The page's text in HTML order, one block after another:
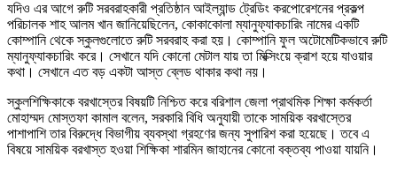
যদিও এর আগে রুটি সরবরাহকারী প্রতিষ্ঠান আইল্যান্ড ট্রেডিং করপোরেশনের প্রকল্প
পরিচালক শাহ আলম খান জানিয়েছিলেন, কোকাকোলা ম্যানুফ্যাকচারিং নামের একটি
কোম্পানি থেকে স্কুলগুলোতে রুটি সরবরাহ করা হয়। কোম্পানি ফুল অটোমেটিকভাবে রুটি
ম্যানুফ্যাকচারিং করে। সেখানে যদি কোনো মেটাল যায় তা মিক্সিংয়ে ক্রাশ হয়ে যাওয়ার
কথা। সেখানে এত বড় একটা আস্ত ব্লেড থাকার কথা নয়।
স্কুলশিক্ষিকাকে বরখাস্তের বিষয়টি নিশ্চিত করে বরিশাল জেলা প্রাথমিক শিক্ষা কর্মকর্তা
মোহাম্মদ মোস্তফা কামাল বলেন, সরকারি বিধি অনুযায়ী তাকে সাময়িক বরখাস্তের
পাশাপাশি তার বিরুদ্ধে বিভাগীয় ব্যবস্থা গ্রহণের জন্য সুপারিশ করা হয়েছে। তবে এ
বিষয়ে সাময়িক বরখাস্ত হওয়া শিক্ষিকা শারমিন জাহানের কোনো বক্তব্য পাওয়া যায়নি।